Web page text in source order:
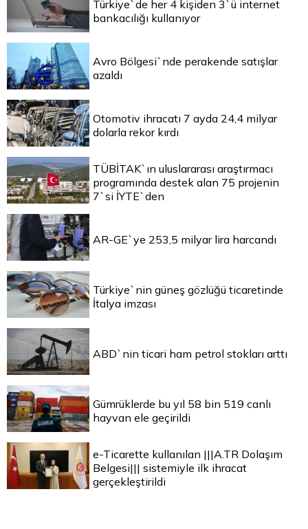
Türkiye`de her 4 kişiden 3`ü internet
bankacılığı kullanıyor
Avro Bölgesi`nde perakende satışlar
azaldı
Otomotiv ihracatı 7 ayda 24,4 milyar
dolarla rekor kırdı
TÜBİTAK`ın uluslararası araştırmacı
programında destek alan 75 projenin
7`si İYTE`den
AR-GE`ye 253,5 milyar lira harcandı
Türkiye`nin güneş gözlüğü ticaretinde
İtalya imzası
ABD`nin ticari ham petrol stokları arttı
Gümrüklerde bu yıl 58 bin 519 canlı
hayvan ele geçirildi
e-Ticarette kullanılan |||A.TR Dolaşım
Belgesi||| sistemiyle ilk ihracat
gerçekleştirildi